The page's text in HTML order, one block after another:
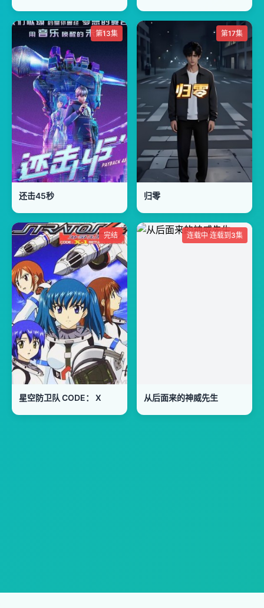
第13集
还击45秒
第17集
归零
完结
星空防卫队 CODE： X
连载中 连载到3集
从后面来的神威先生